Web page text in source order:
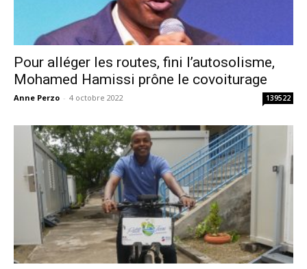
Pour alléger les routes, fini l’autosolisme,
Mohamed Hamissi prône le covoiturage
Anne Perzo - 4 octobre 2022 139522